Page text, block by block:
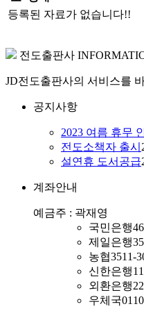
등록된 자료가 없습니다!!
전도출판사
JD전도출판사의 서비스를
공지사항
2023 여름 휴무
전도소책자 출시
설연휴 도서공급
계좌안내
예금주 : 곽재영
국민은행
제일은행
농협3511-
신한은행
외환은행
우체국